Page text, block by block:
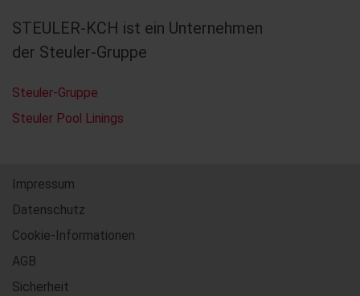
STEULER-KCH ist ein Unternehmen
der Steuler-Gruppe
Steuler-Gruppe
Steuler Pool Linings
Impressum
Datenschutz
Cookie-Informationen
AGB
Sicherheit